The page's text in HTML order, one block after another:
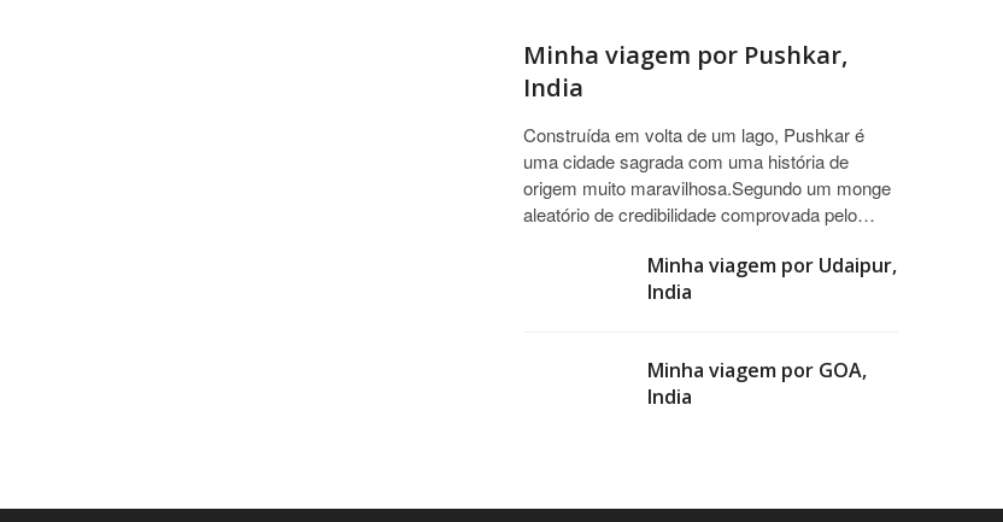
Minha viagem por Pushkar,
India
Construída em volta de um lago, Pushkar é
uma cidade sagrada com uma história de
origem muito maravilhosa.Segundo um monge
aleatório de credibilidade comprovada pelo…
Minha viagem por Udaipur,
India
Minha viagem por GOA,
India